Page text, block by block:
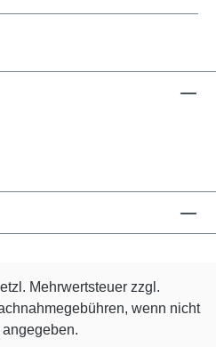
Mehrwertsteuer zzgl.
wenn nicht